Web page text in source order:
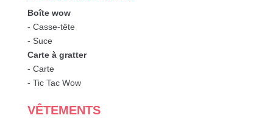
Boîte wow
- Casse-tête
- Suce
Carte à gratter
- Carte
- Tic Tac Wow
VÊTEMENTS